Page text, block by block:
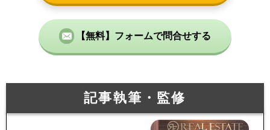
【無料】フォームで問合せする
記事執筆・監修